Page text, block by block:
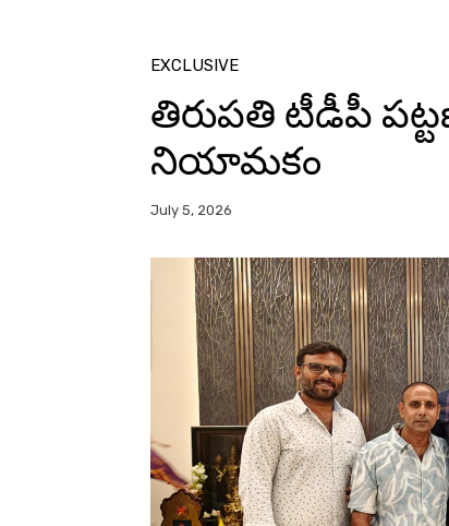
EXCLUSIVE
తిరుపతి టీడీపీ
నియామకం
July 5, 2026